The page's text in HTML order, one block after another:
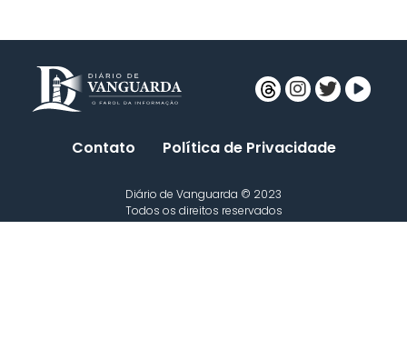
Contato Política de Privacidade
Diário de Vanguarda © 2023
Todos os direitos reservados